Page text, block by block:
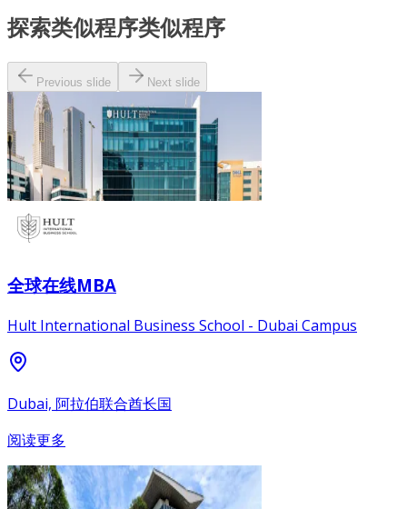
探索类似程序类似程序
Previous slide Next slide
全球在线MBA
Hult International Business School - Dubai Campus
Dubai, 阿拉伯联合酋长国
阅读更多